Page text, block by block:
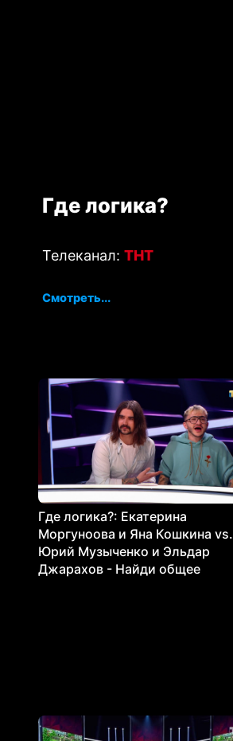
Где логика?
Телеканал: ТНТ
Смотреть...
Где логика?: Екатерина
Моргуноова и Яна Кошкина vs.
Юрий Музыченко и Эльдар
Джарахов - Найди общее